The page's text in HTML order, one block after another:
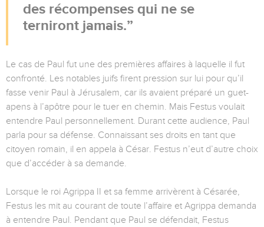
des récompenses qui ne se
terniront jamais.
Le cas de Paul fut une des premières affaires à laquelle il fut
confronté. Les notables juifs firent pression sur lui pour qu’il
fasse venir Paul à Jérusalem, car ils avaient préparé un guet-
apens à l’apôtre pour le tuer en chemin. Mais Festus voulait
entendre Paul personnellement. Durant cette audience, Paul
parla pour sa défense. Connaissant ses droits en tant que
citoyen romain, il en appela à César. Festus n’eut d’autre choix
que d’accéder à sa demande.
Lorsque le roi Agrippa II et sa femme arrivèrent à Césarée,
Festus les mit au courant de toute l’affaire et Agrippa demanda
à entendre Paul. Pendant que Paul se défendait, Festus